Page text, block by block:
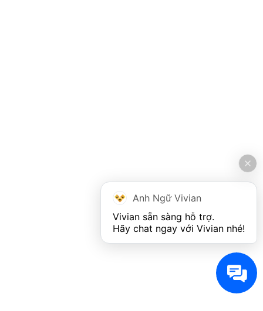
Anh Ngữ Vivian
Vivian sẵn sàng hỗ trợ.
Hãy chat ngay với Vivian nhé!